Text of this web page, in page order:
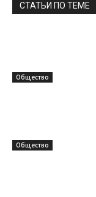
СТАТЬИ ПО ТЕМЕ
Общество
Общество